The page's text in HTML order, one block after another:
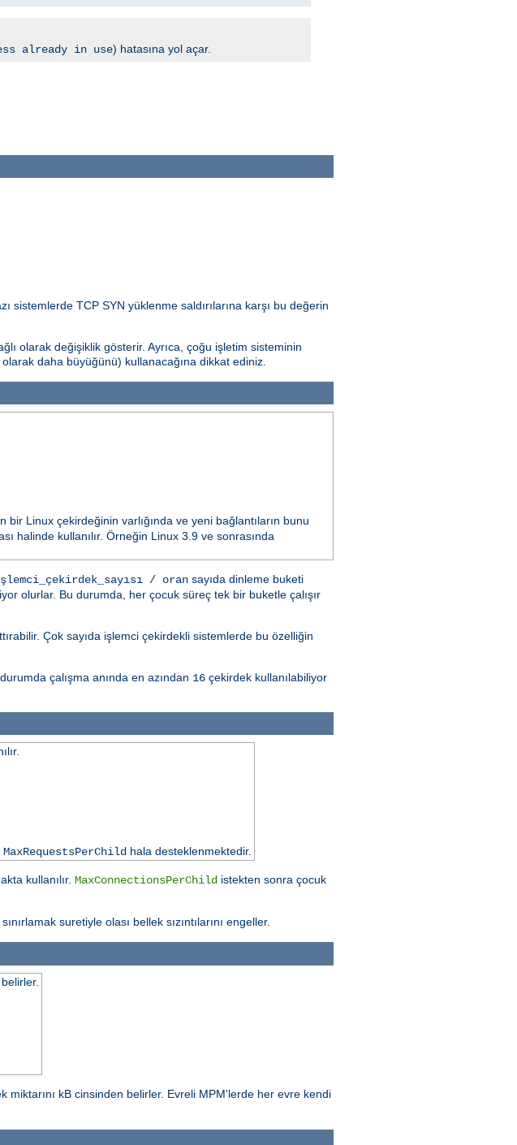
already in use) hatasına yol açar.
TCP SYN yüklenme saldırılarına karşı bu değerin
olarak değişiklik gösterir. Ayrıca, çoğu işletim sisteminin
daha büyüğünü) kullanacağına dikkat ediniz.
Linux çekirdeğinin varlığında ve yeni bağlantıların bunu
halinde kullanılır. Örneğin Linux 3.9 ve sonrasında
/ oran sayıda dinleme buketi
olurlar. Bu durumda, her çocuk süreç tek bir buketle çalışır
Çok sayıda işlemci çekirdekli sistemlerde bu özelliğin
çalışma anında en azından 16 çekirdek kullanılabiliyor
MaxRequestsPerChildhala desteklenmektedir.
kullanılır. MaxConnectionsPerChild istekten sonra çocuk
suretiyle olası bellek sızıntılarını engeller.
miktarını kB cinsinden belirler. Evreli MPM'lerde her evre kendi